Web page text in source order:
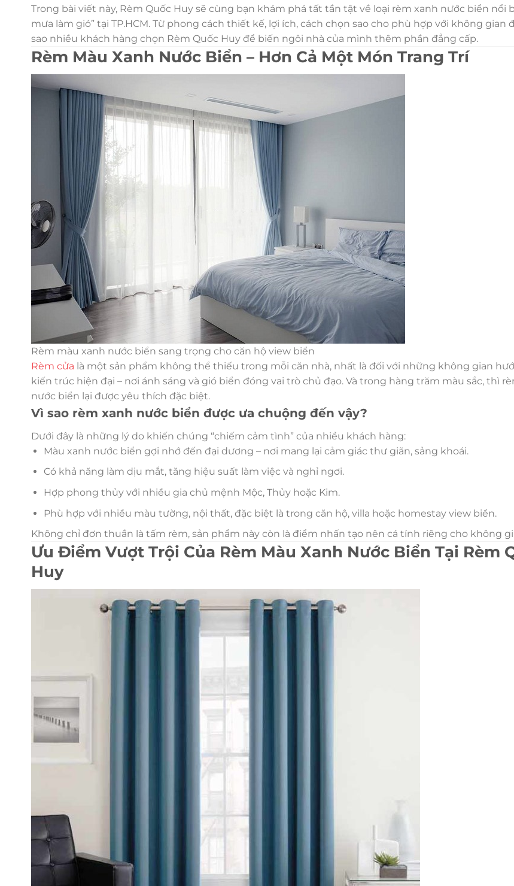
Trong bài viết này, Rèm Quốc Huy sẽ cùng bạn khám phá tất tần tật về loại rèm xanh nước biển nổi
mưa làm gió” tại TP.HCM. Từ phong cách thiết kế, lợi ích, cách chọn sao cho phù hợp với không gian
sao nhiều khách hàng chọn Rèm Quốc Huy để biến ngôi nhà của mình thêm phần đẳng cấp.
Rèm Màu Xanh Nước Biển – Hơn Cả Một Món Trang Trí
Rèm màu xanh nước biển sang trọng cho căn hộ view biển
Rèm cửa là một sản phẩm không thể thiếu trong mỗi căn nhà, nhất là đối với những không gian
kiến trúc hiện đại – nơi ánh sáng và gió biển đóng vai trò chủ đạo. Và trong hàng trăm màu sắc, thì
nước biển lại được yêu thích đặc biệt.
Vì sao rèm xanh nước biển được ưa chuộng đến vậy?
Dưới đây là những lý do khiến chúng “chiếm cảm tình” của nhiều khách hàng:
Màu xanh nước biển gợi nhớ đến đại dương – nơi mang lại cảm giác thư giãn, sảng khoái.
Có khả năng làm dịu mắt, tăng hiệu suất làm việc và nghỉ ngơi.
Hợp phong thủy với nhiều gia chủ mệnh Mộc, Thủy hoặc Kim.
Phù hợp với nhiều màu tường, nội thất, đặc biệt là trong căn hộ, villa hoặc homestay view biển.
Không chỉ đơn thuần là tấm rèm, sản phẩm này còn là điểm nhấn tạo nên cá tính riêng cho không
Ưu Điểm Vượt Trội Của Rèm Màu Xanh Nước Biển Tại Rèm
Huy